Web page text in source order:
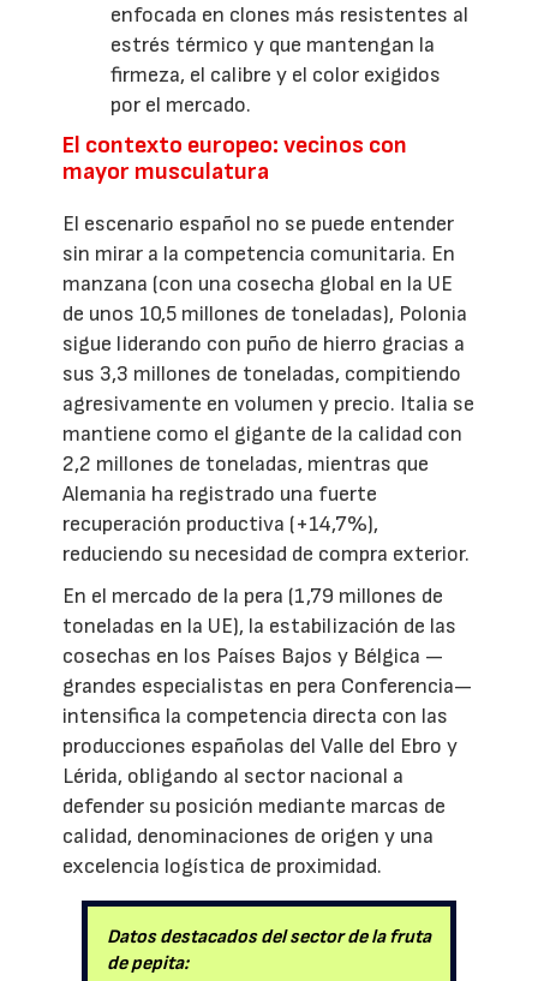
enfocada en clones más resistentes al
estrés térmico y que mantengan la
firmeza, el calibre y el color exigidos
por el mercado.
El contexto europeo: vecinos con
mayor musculatura
El escenario español no se puede entender
sin mirar a la competencia comunitaria. En
manzana (con una cosecha global en la UE
de unos 10,5 millones de toneladas), Polonia
sigue liderando con puño de hierro gracias a
sus 3,3 millones de toneladas, compitiendo
agresivamente en volumen y precio. Italia se
mantiene como el gigante de la calidad con
2,2 millones de toneladas, mientras que
Alemania ha registrado una fuerte
recuperación productiva (+14,7%),
reduciendo su necesidad de compra exterior.
En el mercado de la pera (1,79 millones de
toneladas en la UE), la estabilización de las
cosechas en los Países Bajos y Bélgica —
grandes especialistas en pera Conferencia—
intensifica la competencia directa con las
producciones españolas del Valle del Ebro y
Lérida, obligando al sector nacional a
defender su posición mediante marcas de
calidad, denominaciones de origen y una
excelencia logística de proximidad.
Datos destacados del sector de la fruta
de pepita: